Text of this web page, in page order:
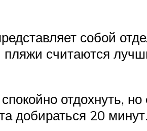
собой
пляжи считаются
отдохнуть, но
добираться 20 минут.